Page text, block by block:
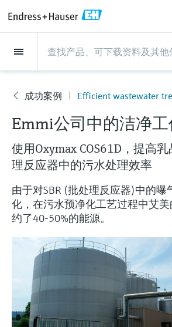
现场仪表
流量
物位测量
液体分析
温度测量
压力测量
系统产品
光学分析
Netilion IIoT
流量
电磁流量计
科里奥利质量流量计
超声波流量计
涡街流量计
热式质量流量计
Differential pressure flow
measurement
选购全部
物位测量
雷达物位测量
Vibronic point level detection
导波雷达物位测量
超声波物位测量
电容物位测量
静压液位测量
Conductive level measurement
Float switch level measurement
液体分析
pH电极和变送器
电导率传感器和变送器
浊度传感器和变送器
氯传感器和变送器
溶解氧传感器和变送器
实验室检测仪表和便携式pH计
全自动水质采样仪
TOC、COD和SAC分析仪
温度测量
温度变送器
工业温度计
保护套管
高温型温度计
卫生型温度计
紧凑型温度计
温度开关
表面温度计
压力测量
绝压和表压测量
差压测量
选购全部
系统产品
数据管理仪&数据记录仪
过程测控仪
电源和安全栅
WirelessHART解决方案
网关和调制解调器
设备配置用平板电脑
能量管理仪和应用管理仪
浪涌保护器
光学分析
TDLAS和QF分析仪
拉曼光谱分析仪
排放监测解决方案
颗粒测量设备
数字分析仪解决方案
过程气体分析仪
空气质量测量装置
烟雾探测器
Netilion IIoT
Netilion Value
Netilion Health
Netilion Analytics
Netilion Library
Netilion Inventory
Netilion Connect
Netilion Device Viewer
Netilion Water
服务产品
Project and commissioning services
技术支持服务
仪表维护
仪表性能优化服务
View all
Project and commissioning
services
仪表调试服务
Industrial Project Management
技术支持服务
远程技术支持
远程资产监控
Process Instrumentation Courses
仪表维护
验证服务
现场仪表校准服务
预防性维护服务
Repair of measuring instruments
仪表性能优化服务
校准报告分析
优化校准间隔时间
动态现场仪表评价和分析服务
行业应用
食品与饮料
水务和环境：保护 —— 节约 —— 提高
石油与天然气：促进能源转型，实
生命科学：创新技术助推卓越运营
化工：深化合作，助推可持续成功
电力与能源
采矿、矿物加工及冶金：打造可持
续的未来
支持
快速获取服务支持！
技术支持中心 —— Endress+Hauser提供全方
位服务，与您相伴前行
下载区
搜索和下载技术手册, 宣传资料, 出版物, 软
学习
学习中心
学习中心 - 探索Endress+Hauser学习平台上
的指导课程与资源，随时随地提升技能。
活动和培训
根据需要，从培训、研讨会、展会、峰会或
在线研讨会等各种活动中灵活选择。
公司
Endress+Hauser集团
生产中心
集团实力
客户案例
新闻与案例
活动和培训
您的Endress+Hauser职业生涯
Endress+Hauser集团
公司概况
Endress+Hauser在中国
恩德斯豪斯科技中国
财务业绩
集团管理层
发展历程
文化与价值观
可持续发展
生产中心
物位和压力测量
Endress+Hauser流量
Endress+Hauser 液体分析
温度+系统产品
Endress+Hauser 数字解决方案
Endress+Hauser 光学分析
Endress+Hauser SICK
Endress+Hauser Technology China
集团实力
过程安全性
网络安全性
过程自动化项目流程
My Endress+Hauser
建立电子采购流程，从容应对未来
需求
新闻与案例
新闻与案例总览
所有文章
新闻稿
事实速览
媒体活动
活动和培训
培训
研讨会
展览会
在线研讨会和回放
峰会
线下活动
查找市场活动及培训
您的Endress+Hauser职业生
涯
Explore open positions
在Endress+Hauser工作
更多工作机会
德国耶拿分析仪器公司的工作机会
IST创新传感器技术公司的工作机
Job opportunities at
Endress+Hauser SICK
司
成功案例 Efficient wastewater
Emmi公司中的洁净工
使用Oxymax COS61D，提高
理反应器中的污水处理效率
由于对SBR (批处理反应器)中的曝
化，在污水预净化工艺过程中艾
约了40-50%的能源。